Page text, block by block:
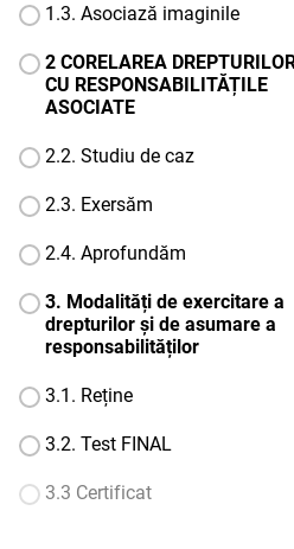
1.3. Asociază imaginile
2 CORELAREA
CU RESPONSABILITĂȚILE
ASOCIATE
2.2. Studiu de caz
2.3. Exersăm
2.4. Aprofundăm
3. Modalități de exercitare a
drepturilor și de asumare a
responsabilităților
3.1. Reține
3.2. Test FINAL
3.3 Certificat